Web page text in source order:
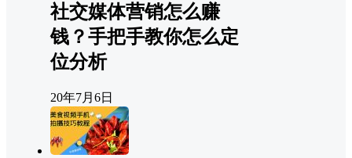
社交媒体营销怎么赚
钱？手把手教你怎么定
位分析
20年7月6日